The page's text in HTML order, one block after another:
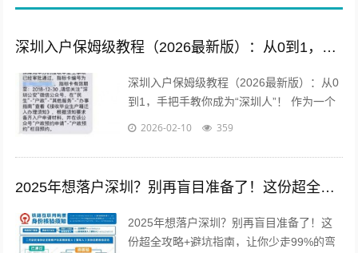
深圳入户保姆级教程（2026最新版）：从0到1，手把手教你成为“深圳人”！
深圳入户保姆级教程（2026最新版）：从0
到1，手把手教你成为“深圳人”！ 作为一个
从“深漂”到“新深圳人”的过来人，我深知拿
2026-02-10 359
2025年想落户深圳？别再盲目准备了！这份超全攻略+避坑指南，让你少走99%的弯路
2025年想落户深圳？别再盲目准备了！这
份超全攻略+避坑指南，让你少走99%的弯